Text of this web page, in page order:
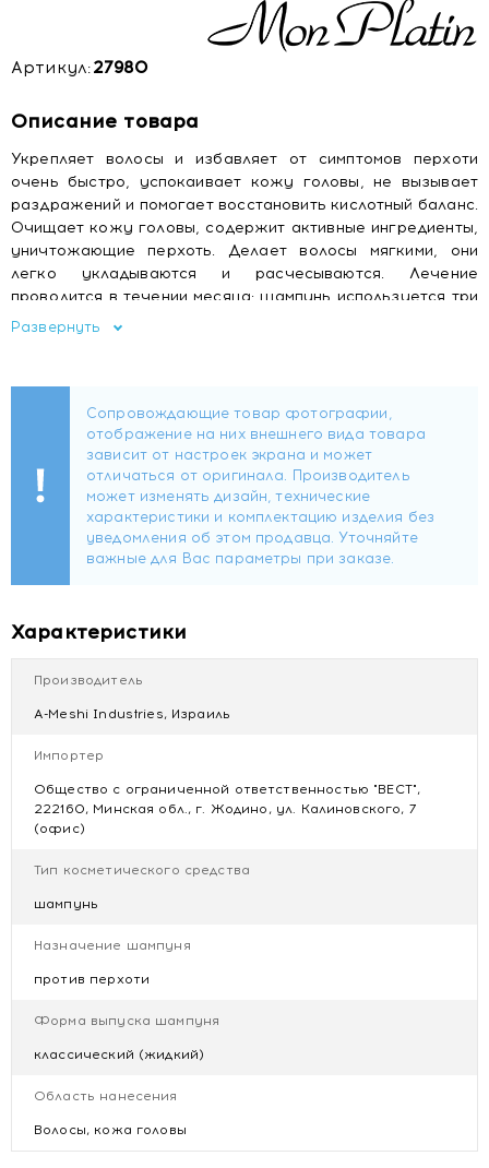
Артикул:27980
Описание товара
Укрепляет волосы и избавляет от симптомов перхоти
очень быстро, успокаивает кожу головы, не вызывает
раздражений и помогает восстановить кислотный баланс.
Очищает кожу головы, содержит активные ингредиенты,
уничтожающие перхоть. Делает волосы мягкими, они
легко укладываются и расчесываются. Лечение
проводится в течении месяца: шампунь используется три
раза в неделю, далее для профилактики проблемы – раз
Развернуть
Характеристики
Производитель
A-Meshi Industries, Израиль
Импортер
Общество с ограниченной ответственностью "ВЕСТ",
222160, Минская обл., г. Жодино, ул. Калиновского, 7
(офис)
Тип косметического средства
шампунь
Назначение шампуня
против перхоти
Форма выпуска шампуня
классический (жидкий)
Область нанесения
Волосы, кожа головы